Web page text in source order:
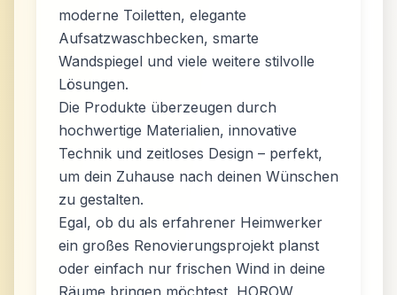
moderne Toiletten, elegante
Aufsatzwaschbecken, smarte
Wandspiegel und viele weitere stilvolle
Lösungen.
Die Produkte überzeugen durch
hochwertige Materialien, innovative
Technik und zeitloses Design – perfekt,
um dein Zuhause nach deinen Wünschen
zu gestalten.
Egal, ob du als erfahrener Heimwerker
ein großes Renovierungsprojekt planst
oder einfach nur frischen Wind in deine